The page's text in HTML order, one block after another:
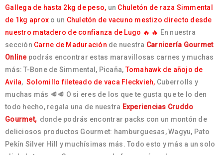
Gallega de hasta 2kg de peso, un Chuletón de raza Simmental
de 1kg aprox o un Chuletón de vacuno mestizo directo desde
nuestro matadero de confianza de Lugo 🔥 🔥 En nuestra
sección Carne de Maduración de nuestra Carnicería Gourmet
Online podrás encontrar estas maravillosas carnes y muchas
más: T-Bone de Simmental, Picaña,Tomahawk de añojo de
Avila, Solomillo fileteado de vaca Fleckvieh, Cuberrolls y
muchas más 🥩🥩 O si eres de los que te gusta que te lo den
todo hecho, regala una de nuestra Experiencias Cruddo
Gourmet, donde podrás encontrar packs con un montón de
deliciosos productos Gourmet: hamburguesas, Wagyu, Pato
Pekín Silver Hill y muchísimas más. Todo esto y más a un solo